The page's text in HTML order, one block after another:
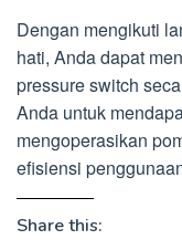
Dengan mengikuti
hati, Anda dapat
pressure switch
Anda untuk
mengoperasikan
efisiensi
Share this: